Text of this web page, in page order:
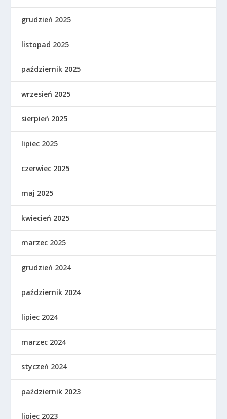
grudzień 2025
listopad 2025
październik 2025
wrzesień 2025
sierpień 2025
lipiec 2025
czerwiec 2025
maj 2025
kwiecień 2025
marzec 2025
grudzień 2024
październik 2024
lipiec 2024
marzec 2024
styczeń 2024
październik 2023
lipiec 2023